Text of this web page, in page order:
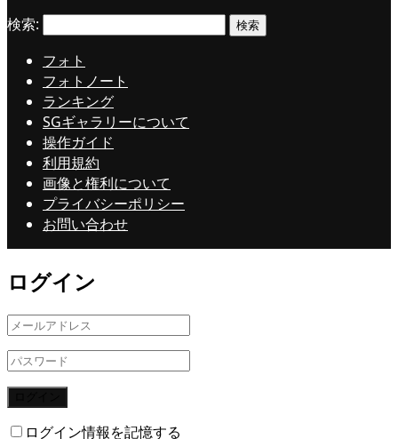
フォト
フォトノート
ランキング
SGギャラリーについて
操作ガイド
利用規約
画像と権利について
プライバシーポリシー
お問い合わせ
検索:
ログイン
ログイン情報を記憶する